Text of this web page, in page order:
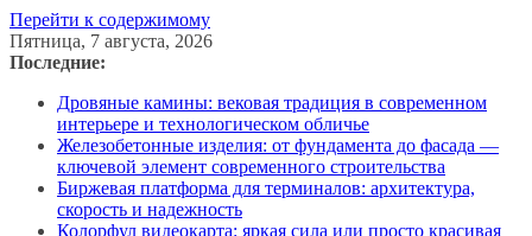
Перейти к содержимому
Пятница, 7 августа, 2026
Последние:
Дровяные камины: вековая традиция в современном
интерьере и технологическом обличье
Железобетонные изделия: от фундамента до фасада —
ключевой элемент современного строительства
Биржевая платформа для терминалов: архитектура,
скорость и надежность
Колорфул видеокарта: яркая сила или просто красивая